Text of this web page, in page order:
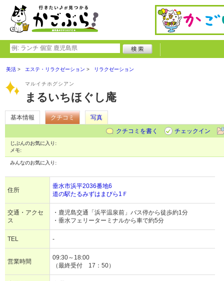
美活 エステ・リラクゼーション リラクゼーション
マルイチホグシアン
まるいちほぐし庵
基本情報 クチコミ
写真
クチコミを書く
チェックイン
じぶんのお気に入り:
メモ:
みんなのお気に入り:
住所
垂水市浜平2036番地6
道の駅たるみずはまびら1Ｆ
交通・アクセ
ス
・鹿児島交通「浜平温泉前」バス停から徒歩約1分
・垂水フェリーターミナルから車で約5分
TEL -
営業時間
09:30～18:00
（最終受付 17：50）